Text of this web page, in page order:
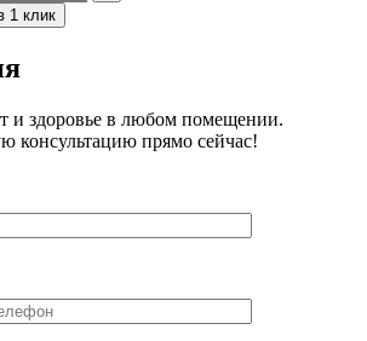
1 клик
и здоровье в любом помещении.
консультацию прямо сейчас!